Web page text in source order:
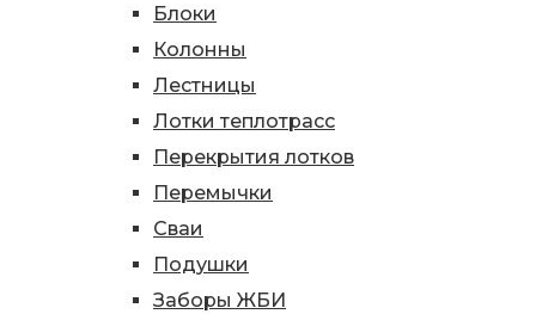
Блоки
Колонны
Лестницы
Лотки теплотрасс
Перекрытия лотков
Перемычки
Сваи
Подушки
Заборы ЖБИ